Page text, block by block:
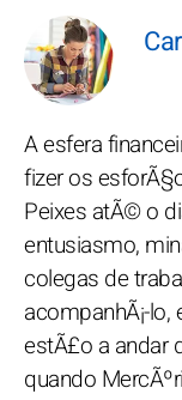
A esfera
fizer os
Peixes atÃ© o
entusiasmo,
colegas de
acompanhÃ¡-
estÃ£o a andar
quando